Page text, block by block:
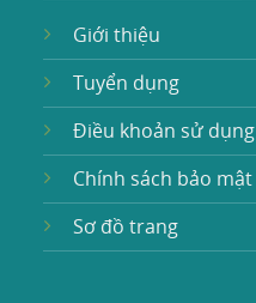
Giới thiệu
Tuyển dụng
Điều khoản sử dụng
Chính sách bảo mật
Sơ đồ trang